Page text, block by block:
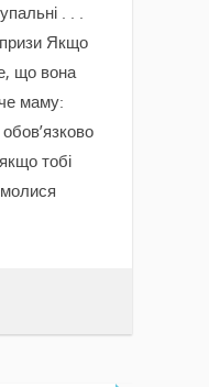
. . .
Якщо
що вона
маму:
тобі